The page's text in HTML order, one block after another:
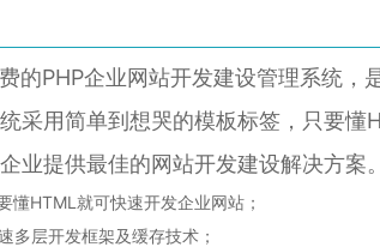
的PHP企业网站开发建设管理系统
采用简单到想哭的模板标签，只要
业提供最佳的网站开发建设解决方案。
HTML就可快速开发企业网站；
层开发框架及缓存技术；